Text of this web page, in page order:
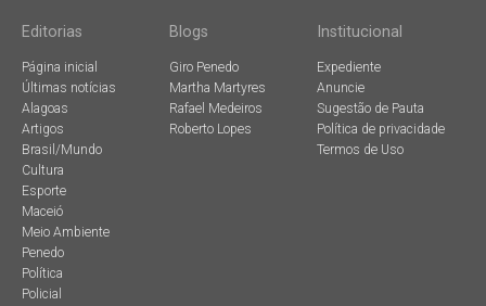
Editorias
Página inicial
Últimas notícias
Alagoas
Artigos
Brasil/Mundo
Cultura
Esporte
Maceió
Meio Ambiente
Penedo
Política
Policial
Blogs
Giro Penedo
Martha Martyres
Rafael Medeiros
Roberto Lopes
Institucional
Expediente
Anuncie
Sugestão de Pauta
Política de privacidade
Termos de Uso